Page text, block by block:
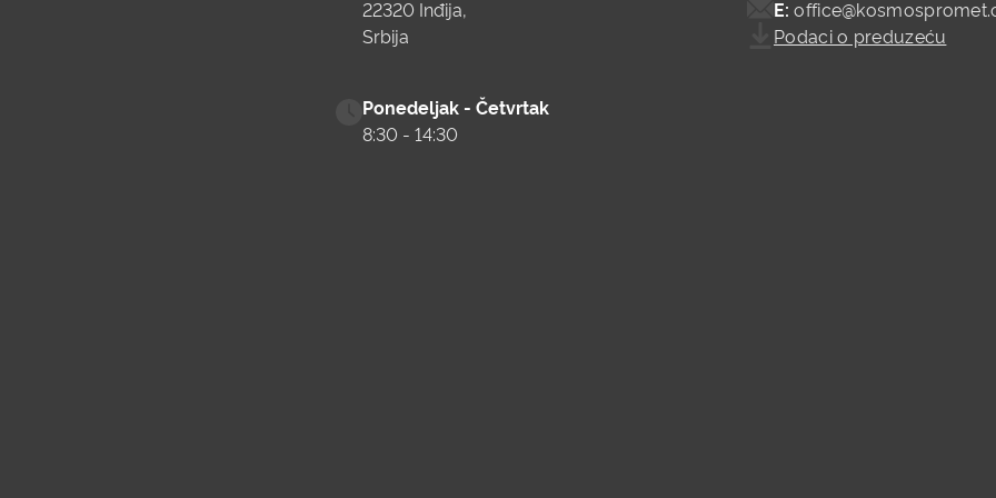
22320 Inđija
Srbija
Ponedeljak - Četvrtak
8:30 - 14:30
E:
Podaci o preduzeću